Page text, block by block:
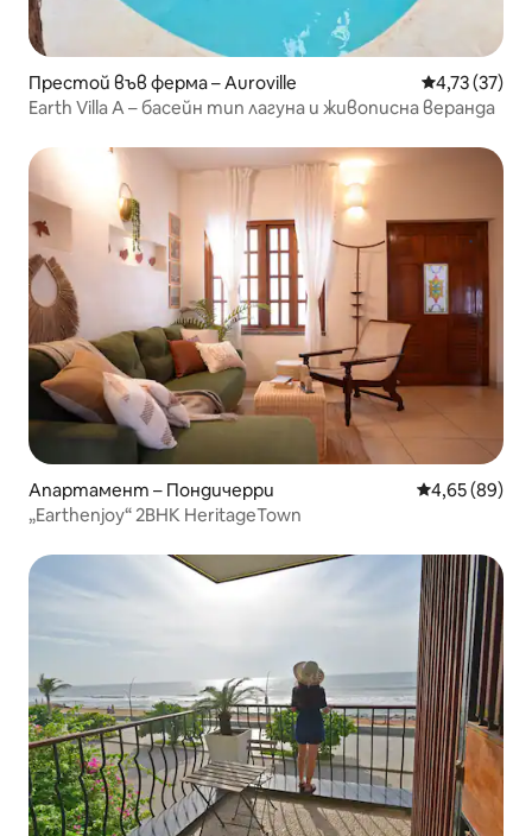
Престой във ферма – Auroville Средна
4,73 (37)
Earth Villa A – басейн тип лагуна и живописна веранда
Апартамент – Пондичерри Средна
4,65 (89)
„Earthenjoy“ 2BHK HeritageTown